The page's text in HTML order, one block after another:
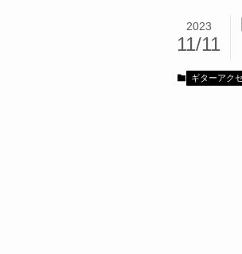
2023
11/11
ギターアク